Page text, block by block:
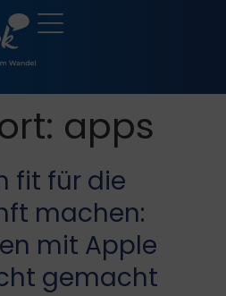
apps
fit für die
machen:
mit Apple
gemacht